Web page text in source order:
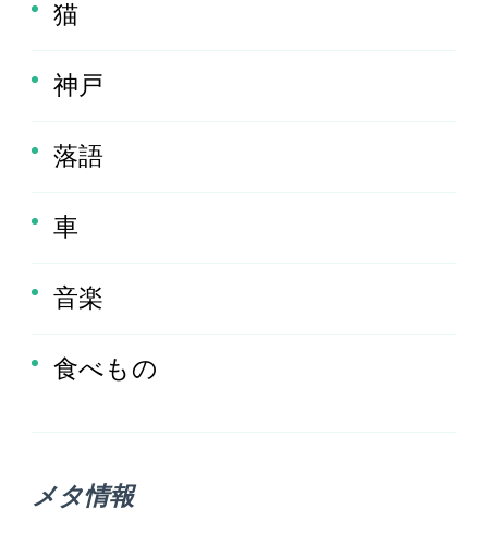
猫
神戸
落語
車
音楽
食べもの
メタ情報